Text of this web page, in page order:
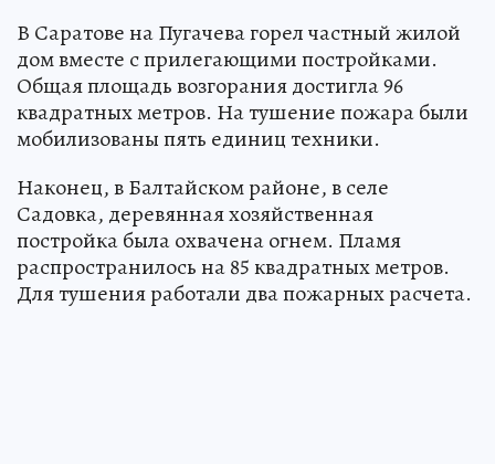
В Саратове на Пугачева горел частный жилой
дом вместе с прилегающими постройками.
Общая площадь возгорания достигла 96
квадратных метров. На тушение пожара были
мобилизованы пять единиц техники.
Наконец, в Балтайском районе, в селе
Садовка, деревянная хозяйственная
постройка была охвачена огнем. Пламя
распространилось на 85 квадратных метров.
Для тушения работали два пожарных расчета.